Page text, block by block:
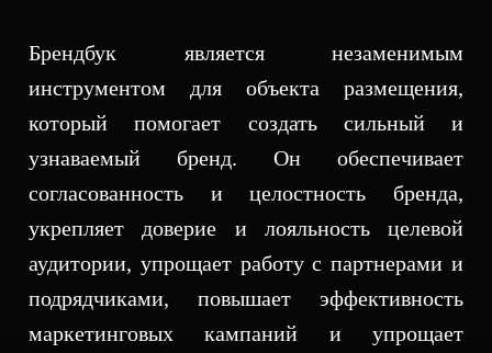
Брендбук является незаменимым
инструментом для объекта размещения,
который помогает создать сильный и
узнаваемый бренд. Он обеспечивает
согласованность и целостность бренда,
укрепляет доверие и лояльность целевой
аудитории, упрощает работу с партнерами и
подрядчиками, повышает эффективность
маркетинговых кампаний и упрощает